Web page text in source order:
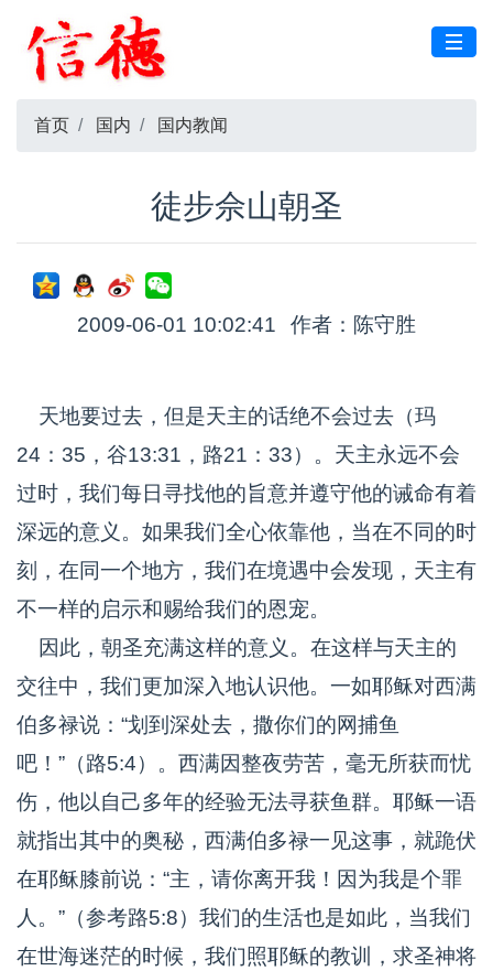
首页 国内 国内教闻
徒步佘山朝圣
2009-06-01 10:02:41 作者：陈守胜
天地要过去，但是天主的话绝不会过去（玛
24：35，谷13:31，路21：33）。天主永远不会
过时，我们每日寻找他的旨意并遵守他的诫命有着
深远的意义。如果我们全心依靠他，当在不同的时
刻，在同一个地方，我们在境遇中会发现，天主有
不一样的启示和赐给我们的恩宠。
因此，朝圣充满这样的意义。在这样与天主的
交往中，我们更加深入地认识他。一如耶稣对西满
伯多禄说：“划到深处去，撒你们的网捕鱼
吧！”（路5:4）。西满因整夜劳苦，毫无所获而忧
伤，他以自己多年的经验无法寻获鱼群。耶稣一语
就指出其中的奥秘，西满伯多禄一见这事，就跪伏
在耶稣膝前说：“主，请你离开我！因为我是个罪
人。”（参考路5:8）我们的生活也是如此，当我们
在世海迷茫的时候，我们照耶稣的教训，求圣神将